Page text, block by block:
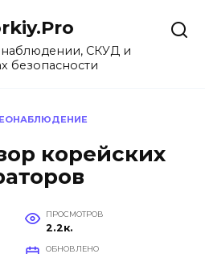
СКУД и
безопасности
корейских
ПРОСМОТРОВ
2.2к.
ОБНОВЛЕНО